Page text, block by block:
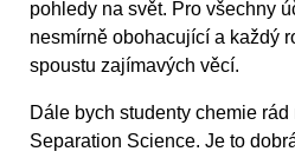
pohledy na svět. Pro všechny
nesmírně obohacující a každý
spoustu zajímavých věcí.
Dále bych studenty chemie
Separation Science. Je to